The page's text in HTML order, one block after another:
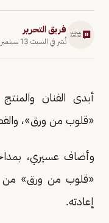
فريق التحرير
نُشر في السبت 13 سبتمبر 2025
أبدى الفنان والمنتج
«قلوب من ورق»،
وأضاف عسيري،
«قلوب من ورق» من
إعادته.